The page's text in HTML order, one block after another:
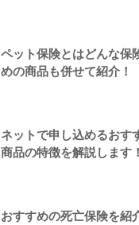
ペット保険とはどんな保
めの商品も併せて紹介！
ネットで申し込めるおす
商品の特徴を解説します！
おすすめの死亡保険を紹